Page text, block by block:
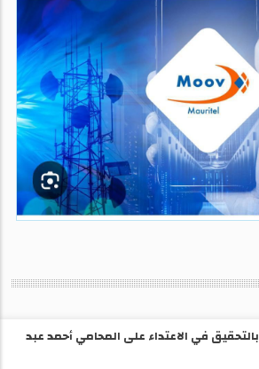
في الاعتداء على المحامي أحمد عبد